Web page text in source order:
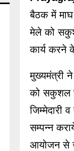
बैठक में माघ
मेले को
कार्य करने
मुख्यमंत्री
को सकुशल
जिम्मेदारी
सम्पन्न
आयोजन से